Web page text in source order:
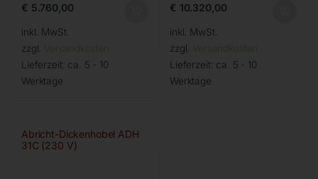
€ 5.760,00
inkl. MwSt.
zzgl. Versandkosten
Lieferzeit: ca. 5 - 10
Werktage
€ 10.320,00
inkl. MwSt.
zzgl. Versandkosten
Lieferzeit: ca. 5 - 10
Werktage
Abricht-Dickenhobel ADH
31C (230 V)